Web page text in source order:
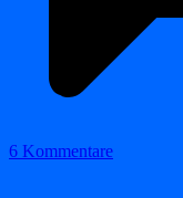
6 Kommentare